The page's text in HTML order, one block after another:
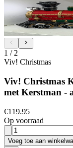
1 /2
Viv! Christmas
Viv! Christmas
met Kerstman -
€119.95
Op voorraad
Voeg toe aan